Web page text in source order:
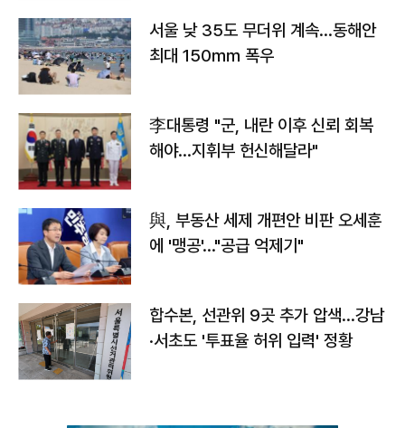
서울 낮 35도 무더위 계속…동해안
최대 150㎜ 폭우
李대통령 "군, 내란 이후 신뢰 회복
해야…지휘부 헌신해달라"
與, 부동산 세제 개편안 비판 오세훈
에 '맹공'…"공급 억제기"
합수본, 선관위 9곳 추가 압색…강남
·서초도 '투표율 허위 입력' 정황